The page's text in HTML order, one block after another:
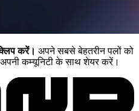
करें। अपने सबसे बेहतरीन पलों को
कम्यूनिटी के साथ शेयर करें।